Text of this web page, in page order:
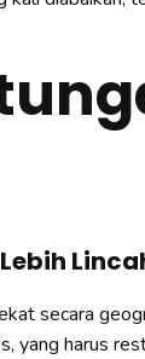
secara
yang harus